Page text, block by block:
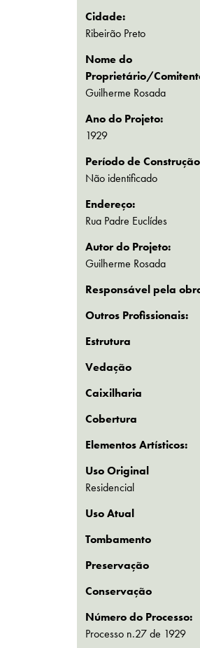
Cidade:
Ribeirão Preto
Nome do
Proprietário/
Guilherme Rosada
Ano do Projeto:
1929
Período de
Não identificado
Endereço:
Rua Padre Euclídes
Autor do Projeto:
Guilherme Rosada
Responsável pela
Outros Profissionais:
Estrutura
Vedação
Caixilharia
Cobertura
Elementos Artísticos:
Uso Original
Residencial
Uso Atual
Tombamento
Preservação
Conservação
Número do Processo:
Processo n.27 de 1929